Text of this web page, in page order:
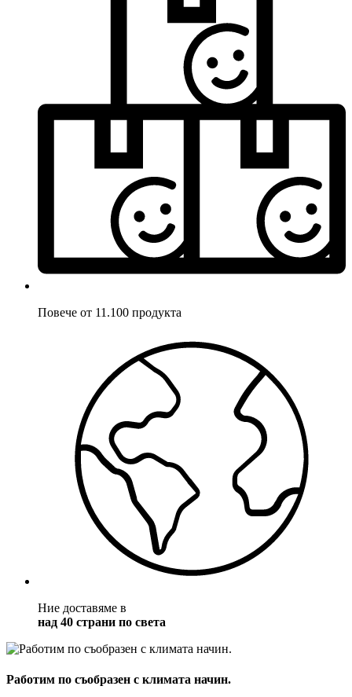
Повече от 11.100 продукта
Ние доставяме в
над 40 страни по света
Работим по съобразен с климата начин.